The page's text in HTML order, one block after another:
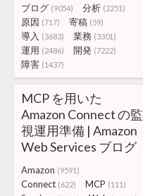
ブログ (9054) 分析 (2251)
原因 (717) 寄稿 (59)
導入 (3683) 業務 (3301)
運用 (2486) 開発 (7222)
障害 (1437)
MCP を用いた
Amazon Connect の監
視運用準備 | Amazon
Web Services ブログ
Amazon (9591)
Connect (622) MCP (111)